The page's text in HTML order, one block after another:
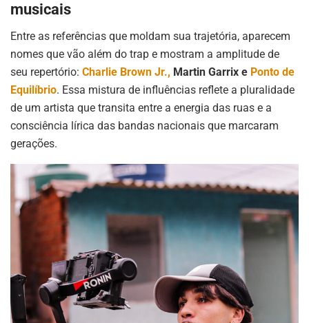
musicais
Entre as referências que moldam sua trajetória, aparecem
nomes que vão além do trap e mostram a amplitude de
seu repertório: Charlie Brown Jr., Martin Garrix e Ponto de
Equilíbrio. Essa mistura de influências reflete a pluralidade
de um artista que transita entre a energia das ruas e a
consciência lírica das bandas nacionais que marcaram
gerações.